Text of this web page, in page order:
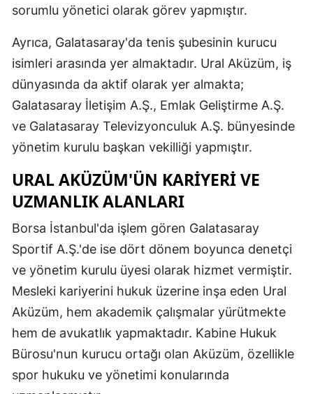
Kayseri
Kırşehir
Kocaeli
Manisa
Mardin
Muğla
Muş
sorumlu yönetici olarak görev yapmıştır.
Ayrıca, Galatasaray'da tenis şubesinin kurucu
isimleri arasında yer almaktadır. Ural Aküzüm, iş
dünyasında da aktif olarak yer almakta;
Galatasaray İletişim A.Ş., Emlak Geliştirme A.Ş.
ve Galatasaray Televizyonculuk A.Ş. bünyesinde
yönetim kurulu başkan vekilliği yapmıştır.
URAL AKÜZÜM'ÜN KARIYERI VE
UZMANLIK ALANLARI
Borsa İstanbul'da işlem gören Galatasaray
Sportif A.Ş.'de ise dört dönem boyunca denetçi
ve yönetim kurulu üyesi olarak hizmet vermiştir.
Mesleki kariyerini hukuk üzerine inşa eden Ural
Aküzüm, hem akademik çalışmalar yürütmekte
hem de avukatlık yapmaktadır. Kabine Hukuk
Bürosu'nun kurucu ortağı olan Aküzüm, özellikle
spor hukuku ve yönetimi konularında